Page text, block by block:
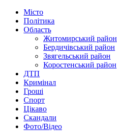
Місто
Політика
Область
Житомирський район
Бердичівський район
Звягельський район
Коростенський район
ДТП
Кримінал
Гроші
Спорт
Цікаво
Скандали
Фото/Відео